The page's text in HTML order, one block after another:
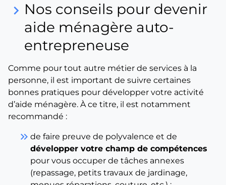
keyboard_arrow_right Nos conseils pour devenir
aide ménagère auto-
entrepreneuse
Comme pour tout autre métier de services à la
personne, il est important de suivre certaines
bonnes pratiques pour développer votre activité
d’aide ménagère. À ce titre, il est notamment
recommandé :
keyboard_double_arrow_right de faire preuve de polyvalence et de
développer votre champ de compétences
pour vous occuper de tâches annexes
(repassage, petits travaux de jardinage,